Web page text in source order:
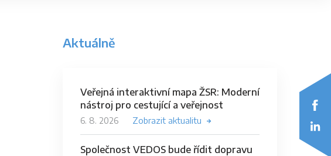
Aktuálně
Veřejná interaktivní mapa ŽSR: Moderní
nástroj pro cestující a veřejnost
6. 8. 2026 Zobrazit aktualitu
Společnost VEDOS bude řídit dopravu